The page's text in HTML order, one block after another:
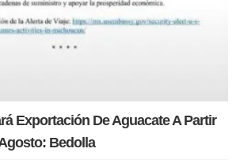
Exportación De Aguacate A Partir
Bedolla